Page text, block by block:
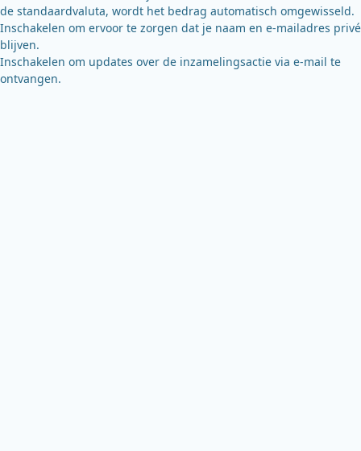
de standaardvaluta, wordt het bedrag automatisch omgewisseld.
Inschakelen om ervoor te zorgen dat je naam en e-mailadres privé
blijven.
Inschakelen om updates over de inzamelingsactie via e-mail te
ontvangen.